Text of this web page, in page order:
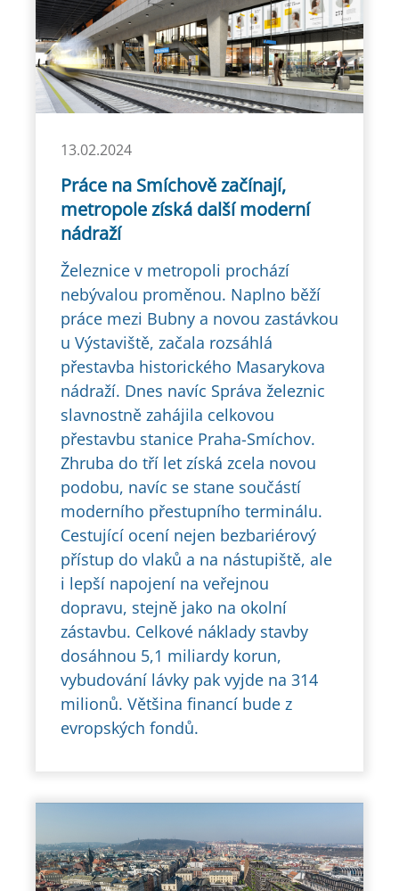
13.02.2024
Práce na Smíchově začínají,
metropole získá další moderní
nádraží
Železnice v metropoli prochází
nebývalou proměnou. Naplno běží
práce mezi Bubny a novou zastávkou
u Výstaviště, začala rozsáhlá
přestavba historického Masarykova
nádraží. Dnes navíc Správa železnic
slavnostně zahájila celkovou
přestavbu stanice Praha-Smíchov.
Zhruba do tří let získá zcela novou
podobu, navíc se stane součástí
moderního přestupního terminálu.
Cestující ocení nejen bezbariérový
přístup do vlaků a na nástupiště, ale
i lepší napojení na veřejnou
dopravu, stejně jako na okolní
zástavbu. Celkové náklady stavby
dosáhnou 5,1 miliardy korun,
vybudování lávky pak vyjde na 314
milionů. Většina financí bude z
evropských fondů.